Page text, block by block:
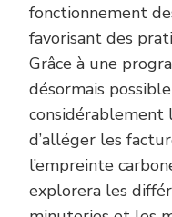
fonctionnement
favorisant des
Grâce à une
désormais
considérablement
d’alléger les
l’empreinte
explorera les